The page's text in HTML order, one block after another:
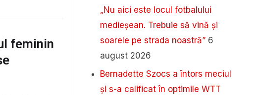
feminin
„Nu aici este locul fotbalului
medieșean. Trebuie să vină și
soarele pe strada noastră” 6
august 2026
Bernadette Szocs a întors meciul
și s-a calificat în optimile WTT